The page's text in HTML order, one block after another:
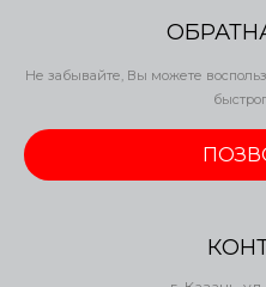
Не забывайте, Вы можете